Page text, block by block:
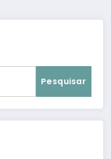
Pesquisar